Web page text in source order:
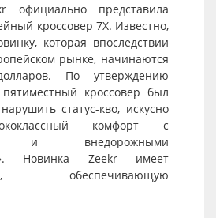
официально представила
кроссовер 7X. Известно,
которая впоследствии
рынке, начинаются
По утверждению
пятиместный кроссовер был
статус-кво, искусно
комфорт с
и внедорожными
Новинка Zeekr имеет
обеспечивающую